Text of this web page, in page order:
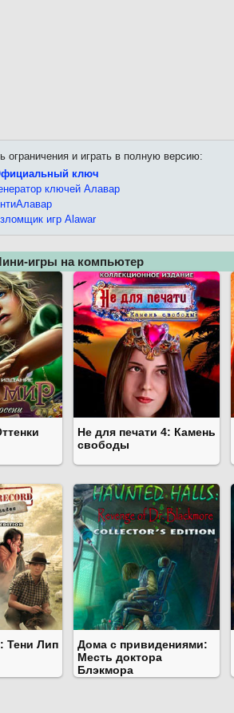
ограничения и играть в полную версию:
ключ
ключей Алавар
игр Alawar
игры на компьютер
Не для печати 4: Камень
свободы
Тени Лип
Дома с привидениями:
Месть доктора
Блэкмора